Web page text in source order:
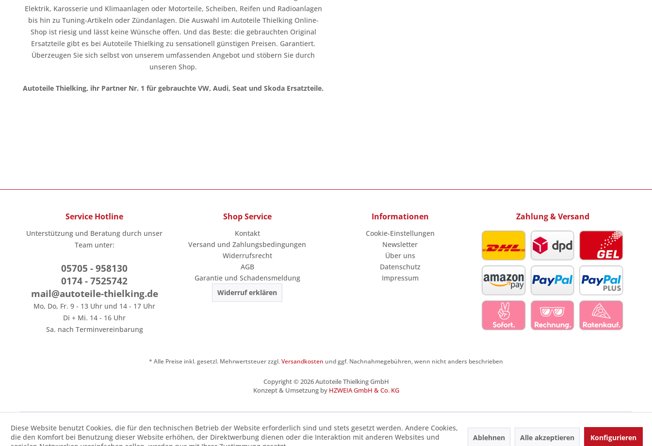
Service Hotline
Unterstützung und Beratung durch unser
Team unter:
05705 - 958130
0174 - 7525742
mail@autoteile-thielking.de
Mo, Do, Fr. 9 - 13 Uhr und 14 - 17 Uhr
Di + Mi. 14 - 16 Uhr
Sa. nach Terminvereinbarung
Shop Service
Kontakt
Versand und Zahlungsbedingungen
Widerrufsrecht
AGB
Garantie und Schadensmeldung
Widerruf erklären
Informationen
Cookie-Einstellungen
Newsletter
Über uns
Datenschutz
Impressum
Zahlung & Versand
Elektrik, Karosserie und Klimaanlagen oder Motorteile, Scheiben, Reifen und Radioanlagen
bis hin zu Tuning-Artikeln oder Zündanlagen. Die Auswahl im Autoteile Thielking Online-
Shop ist riesig und lässt keine Wünsche offen. Und das Beste: die gebrauchten Original
Ersatzteile gibt es bei Autoteile Thielking zu sensationell günstigen Preisen. Garantiert.
Überzeugen Sie sich selbst von unserem umfassenden Angebot und stöbern Sie durch
unseren Shop.
Autoteile Thielking, ihr Partner Nr. 1 für gebrauchte VW, Audi, Seat und Skoda Ersatzteile.
* Alle Preise inkl. gesetzl. Mehrwertsteuer zzgl.Versandkosten und ggf. Nachnahmegebühren, wenn nicht anders beschrieben
Copyright © 2026 Autoteile Thielking GmbH
Konzept & Umsetzung by HZWEIA GmbH & Co. KG
Diese Website benutzt Cookies, die für den technischen Betrieb der Website erforderlich sind und stets gesetzt werden. Andere Cookies,
die den Komfort bei Benutzung dieser Website erhöhen, der Direktwerbung dienen oder die Interaktion mit anderen Websites und
Ablehnen Alle akzeptieren Konfigurieren